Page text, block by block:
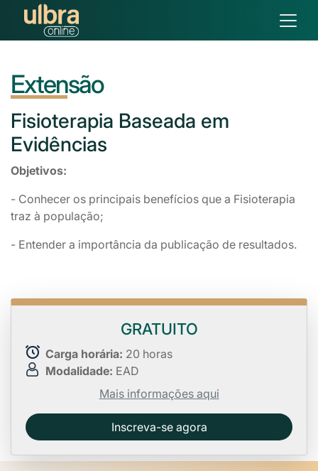
Extensão
Fisioterapia Baseada em
Evidências
Objetivos:
- Conhecer os principais benefícios que a Fisioterapia
traz à população;
- Entender a importância da publicação de resultados.
GRATUITO
Carga horária: 20 horas
Modalidade: EAD
Mais informações aqui
Inscreva-se agora